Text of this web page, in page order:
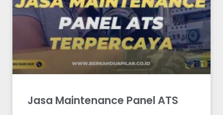
Jasa Maintenance Panel ATS